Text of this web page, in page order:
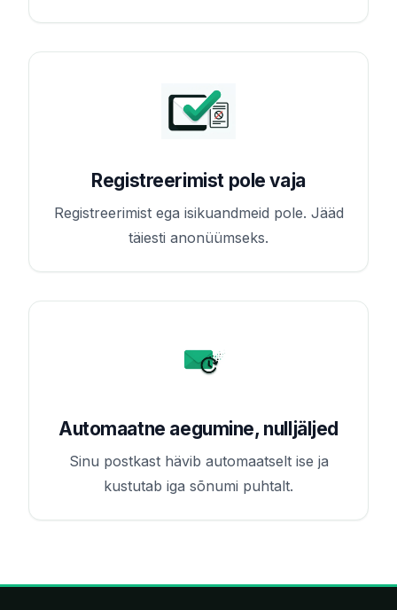
Registreerimist pole vaja
Registreerimist ega isikuandmeid pole. Jääd
täiesti anonüümseks.
Automaatne aegumine, nulljäljed
Sinu postkast hävib automaatselt ise ja
kustutab iga sõnumi puhtalt.